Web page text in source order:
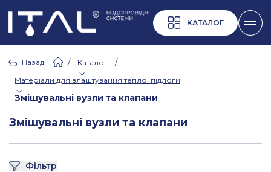
КАТАЛОГ
Назад / Каталог /
Матеріали для влаштування теплої підлоги
Змішувальні вузли та клапани
Змішувальні вузли та клапани
Фільтр